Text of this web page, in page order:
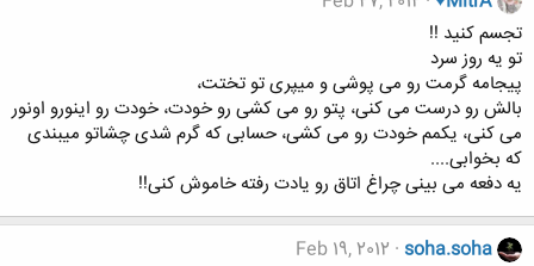
تجسم کنید !!
تو یه روز سرد
پیجامه گرمت رو می پوشی و میپری تو تختت،
بالش رو درست می كنی، پتو رو می كشی رو خودت، خودت رو اینورو اونور
می كنی، یكمم خودت رو می كشی، حسابی که گرم شدی چشاتو میبندی
که بخوابی....
یه دفعه می بینی چراغ اتاق رو یادت رفته خاموش كنی!!
soha.soha
Feb 19, 2012